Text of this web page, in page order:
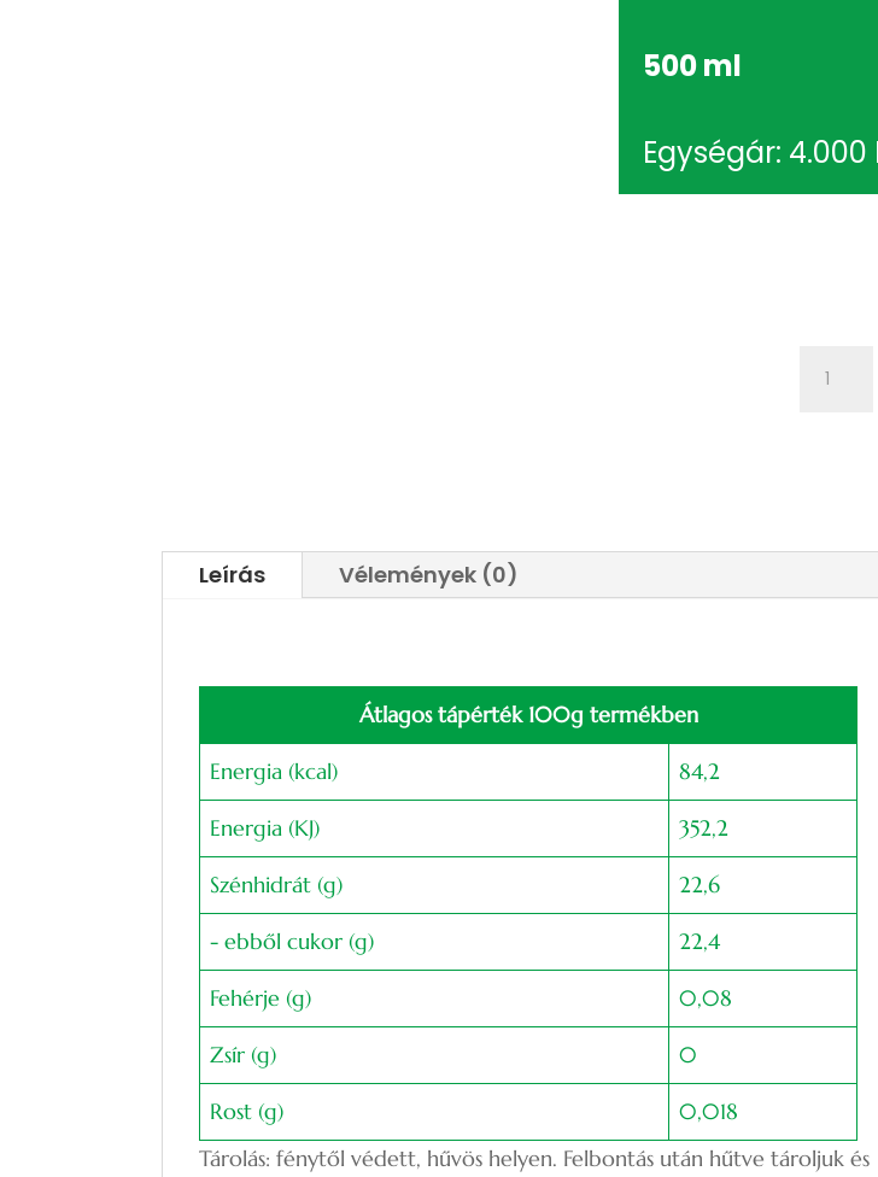
500 ml
Egységár:
Leírás Vélemények (0)
Átlagos tápérték 100g termékben
Energia (kcal) 84,2
Energia (KJ) 352,2
Szénhidrát (g) 22,6
- ebből cukor (g) 22,4
Fehérje (g) 0,08
Zsír (g) 0
Rost (g)
0,018
Tárolás: fénytől védett, hűvös helyen. Felbontás után hűtve tároljuk és